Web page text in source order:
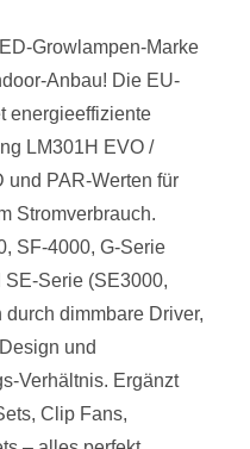
Growlampen-Marke
Anbau! Die EU-
energieeffiziente
LM301H EVO /
und PAR-Werten für
Stromverbrauch.
SF-4000, G-Serie
SE-Serie (SE3000,
dimmbare Driver,
und
Verhältnis. Ergänzt
Clip Fans,